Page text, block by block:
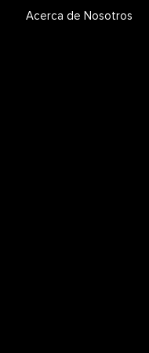
Acerca de Nosotros